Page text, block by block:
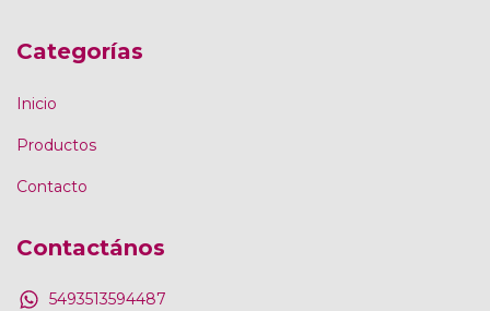
Categorías
Inicio
Productos
Contacto
Contactános
5493513594487